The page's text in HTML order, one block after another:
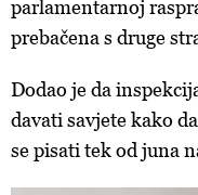
parlamentarnoj
prebačena s druge
Dodao je da
davati savjete kako
se pisati tek od juna